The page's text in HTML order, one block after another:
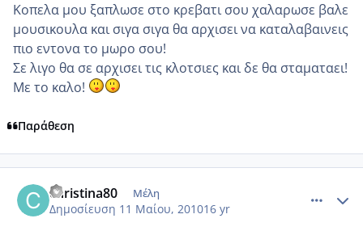
Κοπελα μου ξαπλωσε στο κρεβατι σου χαλαρωσε βαλε
μουσικουλα και σιγα σιγα θα αρχισει να καταλαβαινεις
πιο εντονα το μωρο σου!
Σε λιγο θα σε αρχισει τις κλοτσιες και δε θα σταματαει!
Με το καλο!
Παράθεση
christina80 Μέλη
Δημοσίευση 11 Μαίου, 201016 yr